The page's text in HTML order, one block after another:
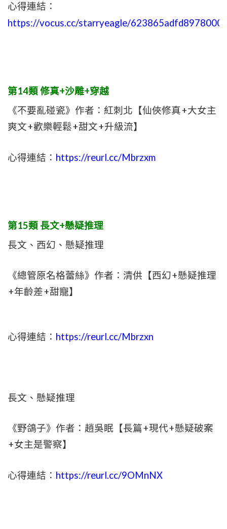
心得連結：
https://vocus.cc/starryeagle/
第14類 修真+沙雕+穿越
《不要亂碰瓷》作者：紅刺北【仙俠修真+大女主
爽文+歡樂輕鬆+甜文+升級流】
心得連結： https://reurl.cc/Mbrzxm
第15類 長文+懸疑推理
長文、西幻、懸疑推理
《總管原名格蕾絲》作者：清供【西幻+懸疑推理
+年齡差+甜寵】
心得連結： https://reurl.cc/Mbrzxn
長文、懸疑推理
《野鴿子》作者：趙吳眠【長篇+現代+懸疑破案
+女主是警察】
心得連結： https://reurl.cc/9OMnNX